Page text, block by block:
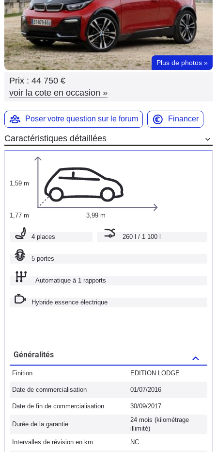
Services
Forum
Moto
Marques
Plus de photos »
Prix : 44 750 €
voir la cote en occasion »
Poser votre question sur le forum Financer
Caractéristiques détaillées
1,59 m
1,77 m 3,99 m
4 places 260 l / 1 100 l
5 portes
Automatique à 1 rapports
Hybride essence électrique
Généralités
Finition EDITION LODGE
Date de commercialisation 01/07/2016
Date de fin de commercialisation 30/09/2017
Durée de la garantie
24 mois (kilométrage
illimité)
Intervalles de révision en km
NC